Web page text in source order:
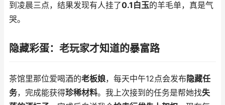
到凌晨三点，结果发现有人挂了0.1白玉的羊毛单，真是气
哭。
隐藏彩蛋：老玩家才知道的暴富路
茶馆里那位爱喝酒的老板娘，每天中午12点会发布 隐藏任
务，完成能获得珍稀材料。我上次接到的任务是帮她找失